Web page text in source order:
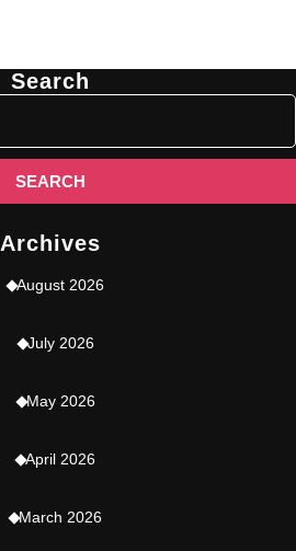
Search
Archives
August 2026
July 2026
May 2026
April 2026
March 2026